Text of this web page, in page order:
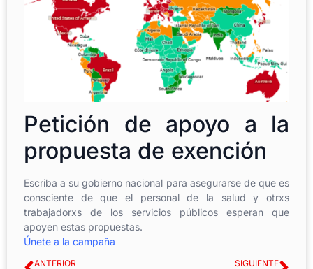
Petición de apoyo a la
propuesta de exención
Escriba a su gobierno nacional para asegurarse de que es
consciente de que el personal de la salud y otrxs
trabajadorxs de los servicios públicos esperan que
apoyen estas propuestas.
Únete a la campaña
ANTERIOR SIGUIENTE